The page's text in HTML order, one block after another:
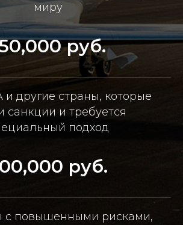
миру
руб.
другие страны, которые
санкции и требуется
подход
руб.
с повышенными рисками,